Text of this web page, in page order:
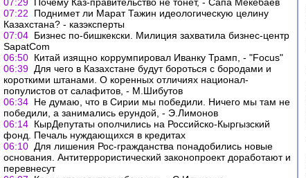
07:22
Поднимет ли Марат Тажин идеологическую целину
Казахстана? - казэксперты
07:04 Бизнес по-бишкекски. Милиция захватила бизнес-центр
SapatCom
06:50 Китай изящно коррумпировал Иванку Трамп, - "Focus"
06:39 Для чего в Казахстане будут бороться с бородами и
короткими штанами. О коренных отличиях национал-
популистов от салафитов, - М.Шибутов
06:34 Не думаю, что в Сирии мы победили. Ничего мы там не
победили, а занимались ерундой, - Э.Лимонов
06:14 КырДепутаты ополчились на Российско-Кыргызский
фонд. Печаль нуждающихся в кредитах
06:10 Для лишения Рос-гражданства понадобились новые
основания. Антитеррористический законопроект доработают и
перевнесут